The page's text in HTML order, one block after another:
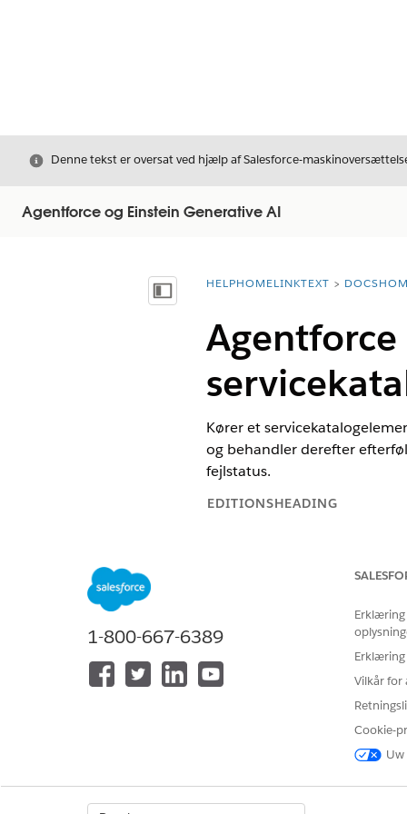
LukDenne tekst er oversat ved hjælp af Salesforce-
Agentforce og Einstein Generative AI
Vis indholdsfortegnelse
breadcrumbDescription
HELPHOMELINKTEXT
Kører et
og behandler derefter
fejlstatus.
EDITIONSHEADING
Enterpriseog
Almen brugeradgang til
1-800-667-6389
Erklæring
Vilkår for
Cookie-
Uw